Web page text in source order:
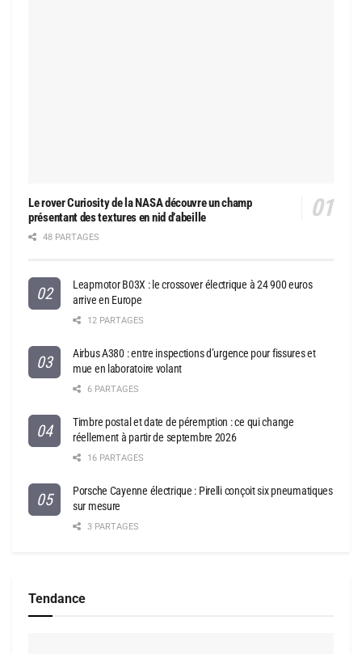
Le rover Curiosity de la NASA découvre un champ
présentant des textures en nid d’abeille
48 PARTAGES
Leapmotor B03X : le crossover électrique à 24 900 euros
arrive en Europe
12 PARTAGES
Airbus A380 : entre inspections d’urgence pour fissures et
mue en laboratoire volant
6 PARTAGES
Timbre postal et date de péremption : ce qui change
réellement à partir de septembre 2026
16 PARTAGES
Porsche Cayenne électrique : Pirelli conçoit six pneumatiques
sur mesure
3 PARTAGES
Tendance